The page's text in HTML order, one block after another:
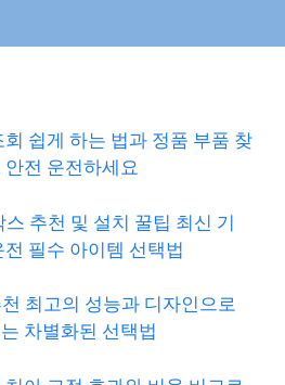
쉽게 하는 법과 정품 부품 찾
안전 운전하세요
추천 및 설치 꿀팁 최신 기
필수 아이템 선택법
최고의 성능과 디자인으로
차별화된 선택법